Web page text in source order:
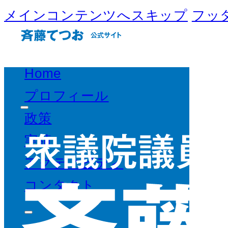
メインコンテンツへスキップ フッ
Home
プロフィール
政策
実績
アクティビティ
コンタクト